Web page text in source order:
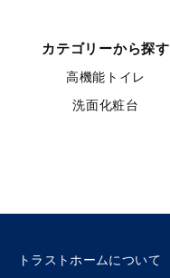
カテゴリーから探す
高機能トイレ
洗面化粧台
トラストホームについて